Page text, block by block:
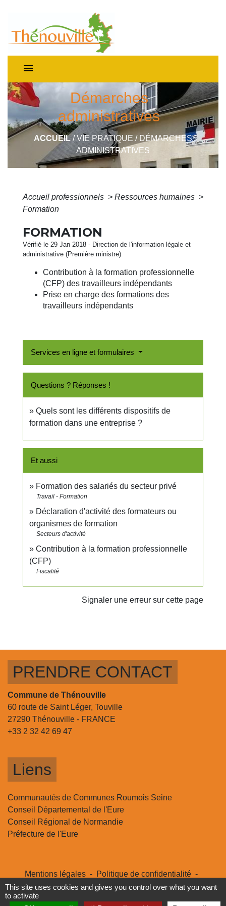
menu
Démarches
administratives
ACCUEIL/VIE PRATIQUE / DÉMARCHES
ADMINISTRATIVES
Accueil professionnels > Ressources humaines >
Formation
FORMATION
Vérifié le 29 Jan 2018 - Direction de l'information légale et
administrative (Première ministre)
Contribution à la formation professionnelle
(CFP) des travailleurs indépendants
Prise en charge des formations des
travailleurs indépendants
Services en ligne et formulaires
Questions ? Réponses !
Quels sont les différents dispositifs de
formation dans une entreprise ?
Et aussi
Formation des salariés du secteur privé
Travail - Formation
Déclaration d'activité des formateurs ou
organismes de formation
Secteurs d'activité
Contribution à la formation professionnelle
(CFP)
Fiscalité
Signaler une erreur sur cette page
PRENDRE CONTACT
Commune de Thénouville
60 route de Saint Léger, Touville
27290 Thénouville - FRANCE
+33 2 32 42 69 47
Liens
Communautés de Communes Roumois Seine
Conseil Départemental de l'Eure
Conseil Régional de Normandie
Préfecture de l'Eure
Mentions légales - Politique de confidentialité -
Accessibilité - Plan du site - Gestion des cookies
This site uses cookies and gives you control over what you want
to activate